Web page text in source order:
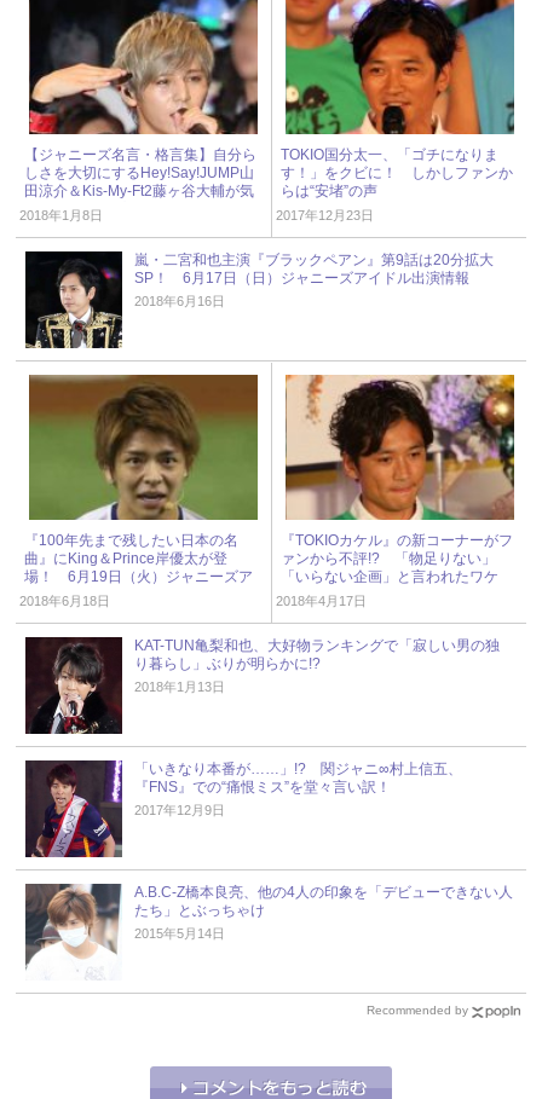
【ジャニーズ名言・格言集】自分ら
しさを大切にするHey!Say!JUMP山
田涼介＆Kis-My-Ft2藤ヶ谷大輔が気
づいたグループの絆
2018年1月8日
TOKIO国分太一、「ゴチになりま
す！」をクビに！ しかしファンか
らは“安堵”の声
2017年12月23日
嵐・二宮和也主演『ブラックペアン』第9話は20分拡大
SP！ 6月17日（日）ジャニーズアイドル出演情報
2018年6月16日
『100年先まで残したい日本の名
曲』にKing＆Prince岸優太が登
場！ 6月19日（火）ジャニーズア
イドル出演情報
2018年6月18日
『TOKIOカケル』の新コーナーがフ
ァンから不評!? 「物足りない」
「いらない企画」と言われたワケ
2018年4月17日
KAT-TUN亀梨和也、大好物ランキングで「寂しい男の独
り暮らし」ぶりが明らかに!?
2018年1月13日
「いきなり本番が……」!? 関ジャニ∞村上信五、
『FNS』での“痛恨ミス”を堂々言い訳！
2017年12月9日
A.B.C-Z橋本良亮、他の4人の印象を「デビューできない人
たち」とぶっちゃけ
2015年5月14日
Recommended by